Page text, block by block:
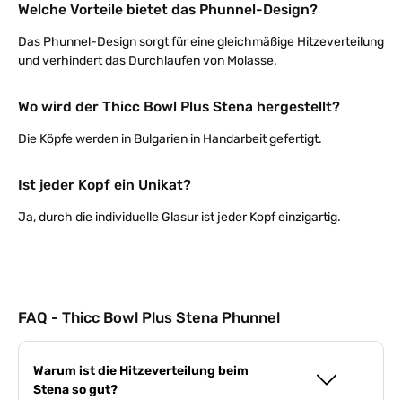
Welche Vorteile bietet das Phunnel-Design?
Das Phunnel-Design sorgt für eine gleichmäßige Hitzeverteilung
und verhindert das Durchlaufen von Molasse.
Wo wird der Thicc Bowl Plus Stena hergestellt?
Die Köpfe werden in Bulgarien in Handarbeit gefertigt.
Ist jeder Kopf ein Unikat?
Ja, durch die individuelle Glasur ist jeder Kopf einzigartig.
FAQ - Thicc Bowl Plus Stena Phunnel
Warum ist die Hitzeverteilung beim
Stena so gut?